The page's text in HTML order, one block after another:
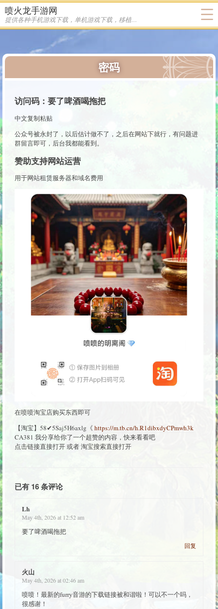
喷火龙手游网
提供各种手机游戏下载，单机游戏下载，移植游戏下载
密码
访问码：要了啤酒喝拖把
中文复制粘贴
公众号被永封了，以后估计做不了，之后在网站下就行，有问题进
群留言即可，后台我都能看到。
赞助支持网站运营
用于网站租赁服务器和域名费用
在喷喷淘宝店购买东西即可
【淘宝】58✔5Saj5H6axlg《 https://m.tb.cn/h.R1dibxdyCPmwh3k
CA381 我分享给你了一个超赞的内容，快来看看吧
点击链接直接打开 或者 淘宝搜索直接打开
已有 16 条评论
Lh
May 4th, 2026 at 12:52 am
要了啤酒喝拖把
回复
火山
May 4th, 2026 at 02:46 am
喷喷！最新的furry音游的下载链接被和谐啦！可以不一个吗，
很感谢！